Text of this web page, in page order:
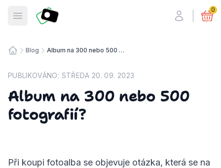
Otevřít menu
Fotosmart 0
Blog Album na 300 nebo 500 fotografií?
PUBLIKOVÁNO: STŘEDA 20. 09. 2023
Album na 300 nebo 500
fotografií?
Při koupi fotoalba se objevuje otázka, která se na